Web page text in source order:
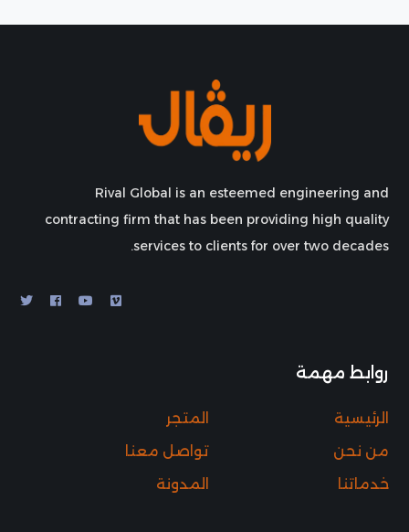
Rival Global is an esteemed engineering and
contracting firm that has been providing high quality
services to clients for over two decades.
روابط مهمة
المتجر
الرئيسية
تواصل معنا
من نحن
المدونة
خدماتنا